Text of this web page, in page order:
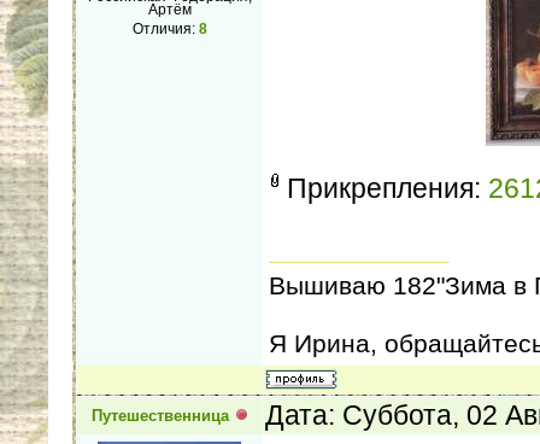
Артём
Отличия: 8
Прикрепления:
Вышиваю 182"Зима в
Я Ирина,
Путешественница
Дата: Суббота, 02